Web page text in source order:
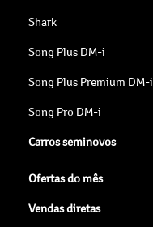
Shark
Song Plus DM-i
Song Plus Premium DM-i
Song Pro DM-i
Carros seminovos
Ofertas do mês
Vendas diretas